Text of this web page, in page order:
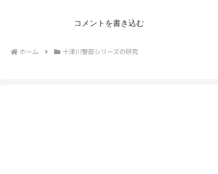
コメントを書き込む
ホーム 十津川警部シリーズの研究